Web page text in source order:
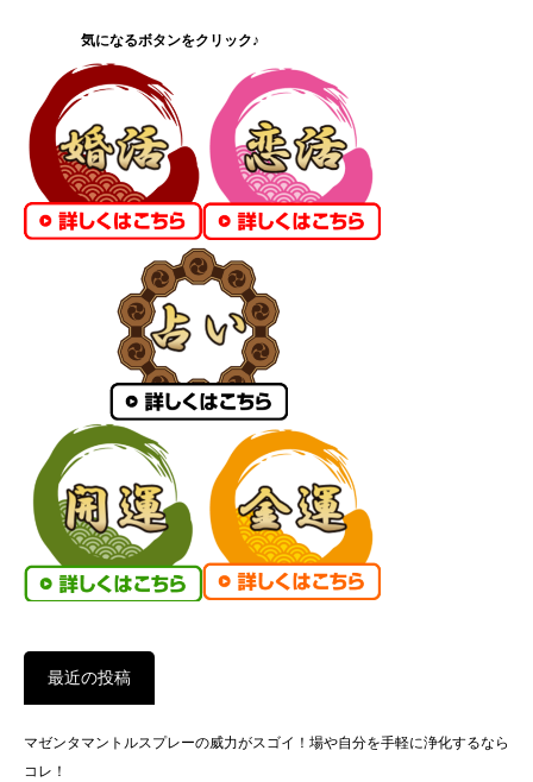
気になるボタンをクリック♪
最近の投稿
マゼンタマントルスプレーの威力がスゴイ！場や自分を手軽に浄化するなら
コレ！